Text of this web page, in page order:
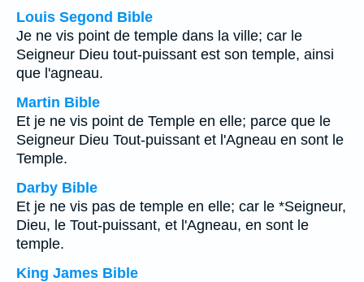
Louis Segond Bible
Je ne vis point de temple dans la ville; car le
Seigneur Dieu tout-puissant est son temple, ainsi
que l'agneau.
Martin Bible
Et je ne vis point de Temple en elle; parce que le
Seigneur Dieu Tout-puissant et l'Agneau en sont le
Temple.
Darby Bible
Et je ne vis pas de temple en elle; car le *Seigneur,
Dieu, le Tout-puissant, et l'Agneau, en sont le
temple.
King James Bible